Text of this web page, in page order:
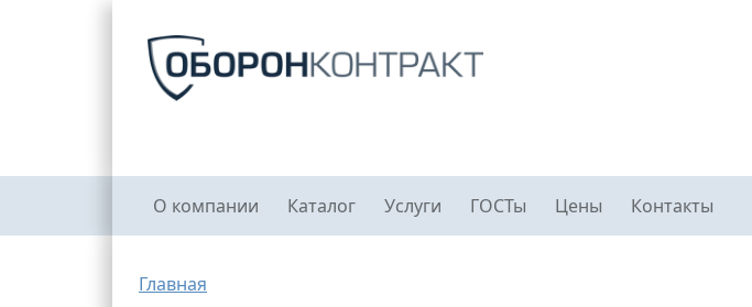
Главное меню
О компании Каталог Услуги ГОСТы Цены Контакты
Строка навигации
Главная